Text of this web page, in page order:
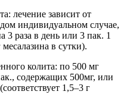
лечение зависит от
индивидуальном случае,
3 раза в день или 3 пак. 1
месалазина в сутки).
колита: по 500 мг
содержащих 500мг, или
1,5–3 г